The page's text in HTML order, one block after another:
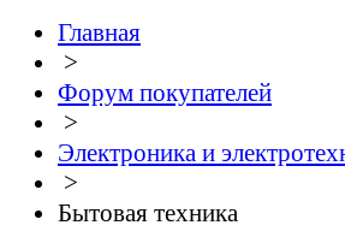
Главная
>
Форум покупателей
>
Электроника и
>
Бытовая техника